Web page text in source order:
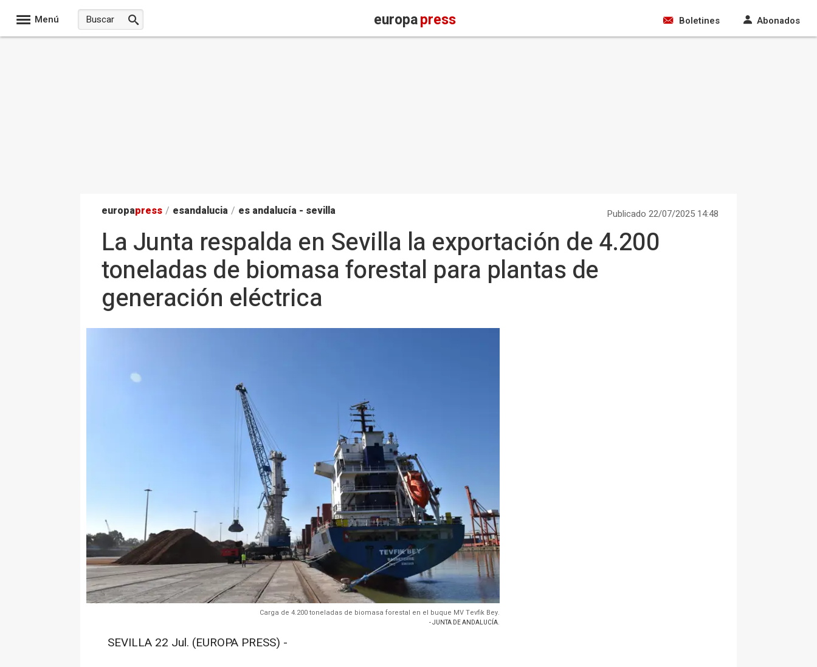
Menú europapress Boletines Abonados
europapress / esandalucia / es andalucía - sevilla Publicado 22/07/2025 14:48
La Junta respalda en Sevilla la exportación de 4.200
toneladas de biomasa forestal para plantas de
generación eléctrica
Carga de 4.200 toneladas de biomasa forestal en el buque MV Tevfik Bey.
- JUNTA DE ANDALUCÍA.
SEVILLA 22 Jul. (EUROPA PRESS) -